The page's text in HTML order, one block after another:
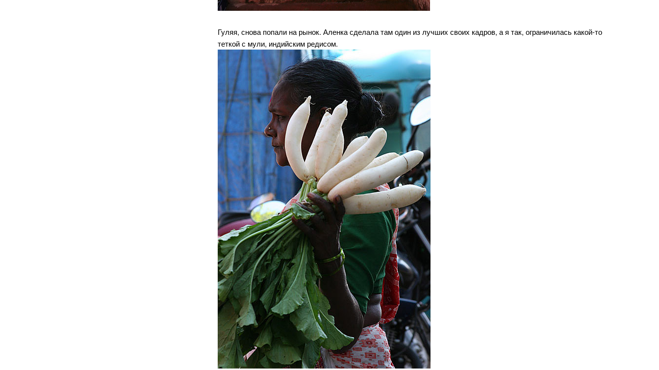
Гуляя, снова попали на рынок. Аленка сделала там один из лучших своих кадров, а я так, ограничилась какой-то
теткой с мули, индийским редисом.